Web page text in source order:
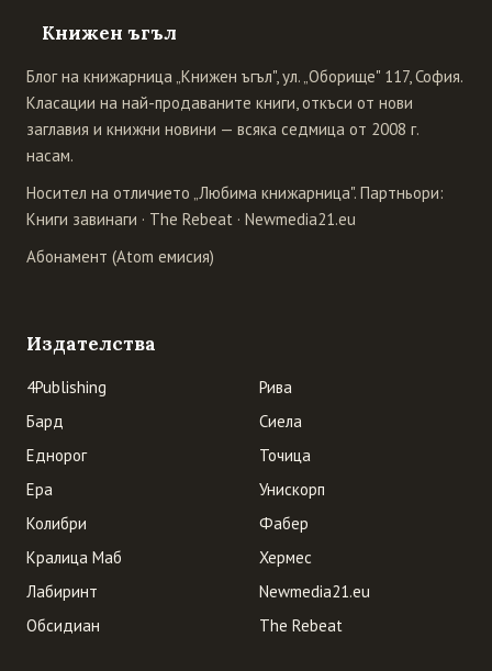
Книжен ъгъл
Блог на книжарница „Книжен ъгъл", ул. „Оборище" 117, София.
Класации на най-продаваните книги, откъси от нови
заглавия и книжни новини — всяка седмица от 2008 г.
насам.
Носител на отличието „Любима книжарница". Партньори:
Книги завинаги · The Rebeat · Newmedia21.eu
Абонамент (Atom емисия)
Издателства
4Publishing
Бард
Еднорог
Ера
Колибри
Кралица Маб
Лабиринт
Обсидиан
Рива
Сиела
Точица
Унискорп
Фабер
Хермес
Newmedia21.eu
The Rebeat